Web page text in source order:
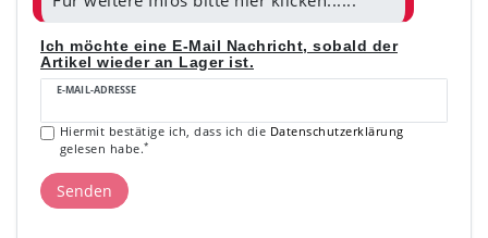
Ich möchte eine E-Mail Nachricht, sobald der
Artikel wieder an Lager ist.
E-MAIL-ADRESSE
Hiermit bestätige ich, dass ich die Daten­schutz­erklärung
gelesen habe.*
Senden